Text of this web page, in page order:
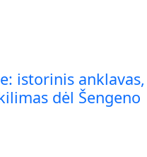
istorinis anklavas,
dėl Šengeno